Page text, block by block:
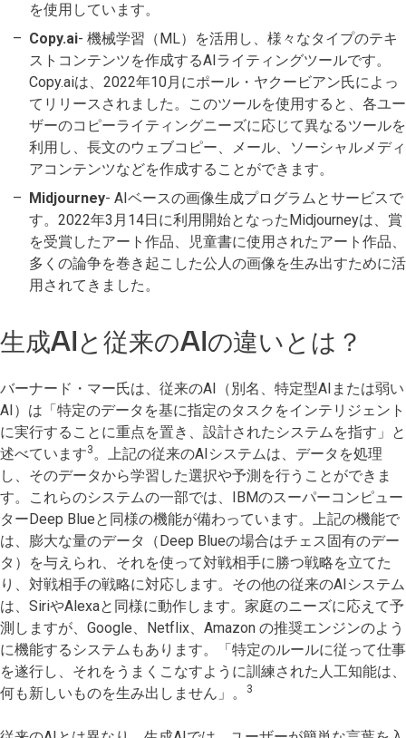
を使用しています。
Copy.ai- 機械学習（ML）を活用し、様々なタイプのテキ
ストコンテンツを作成するAIライティングツールです。
Copy.aiは、2022年10月にポール・ヤクービアン氏によっ
てリリースされました。このツールを使用すると、各ユー
ザーのコピーライティングニーズに応じて異なるツールを
利用し、長文のウェブコピー、メール、ソーシャルメディ
アコンテンツなどを作成することができます。
Midjourney- AIベースの画像生成プログラムとサービスで
す。2022年3月14日に利用開始となったMidjourneyは、賞
を受賞したアート作品、児童書に使用されたアート作品、
多くの論争を巻き起こした公人の画像を生み出すために活
用されてきました。
生成AIと従来のAIの違いとは？
バーナード・マー氏は、従来のAI（別名、特定型AIまたは弱い
AI）は「特定のデータを基に指定のタスクをインテリジェント
に実行することに重点を置き、設計されたシステムを指す」と
述べています3。上記の従来のAIシステムは、データを処理
し、そのデータから学習した選択や予測を行うことができま
す。これらのシステムの一部では、IBMのスーパーコンピュー
ターDeep Blueと同様の機能が備わっています。上記の機能で
は、膨大な量のデータ（Deep Blueの場合はチェス固有のデー
タ）を与えられ、それを使って対戦相手に勝つ戦略を立てた
り、対戦相手の戦略に対応します。その他の従来のAIシステム
は、SiriやAlexaと同様に動作します。家庭のニーズに応えて予
測しますが、Google、Netflix、Amazon の推奨エンジンのよう
に機能するシステムもあります。「特定のルールに従って仕事
を遂行し、それをうまくこなすように訓練された人工知能は、
何も新しいものを生み出しません」。
3